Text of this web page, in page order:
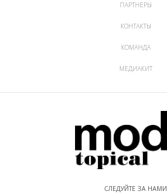
ПАРТНЕРЫ
КОНТАКТЫ
КОМАНДА
МЕДИАКИТ
СЛЕДУЙТЕ ЗА НАМИ